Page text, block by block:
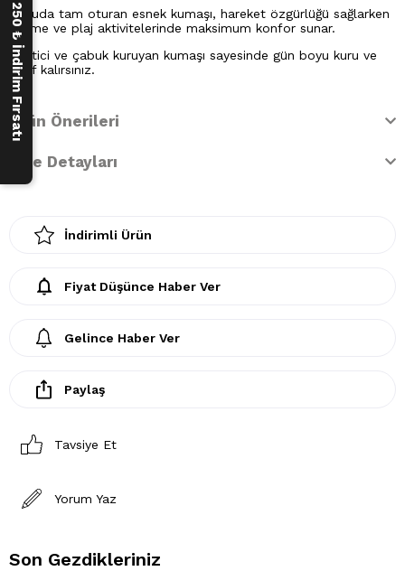
Vücuda tam oturan esnek kumaşı, hareket özgürlüğü sağlarken
yüzme ve plaj aktivitelerinde maksimum konfor sunar.
Su itici ve çabuk kuruyan kumaşı sayesinde gün boyu kuru ve
hafif kalırsınız.
Ürün Önerileri
İade Detayları
İndirimli Ürün
Fiyat Düşünce Haber Ver
Gelince Haber Ver
Paylaş
Tavsiye Et
Yorum Yaz
Son Gezdikleriniz
250 ₺ İndirim Fırsatı